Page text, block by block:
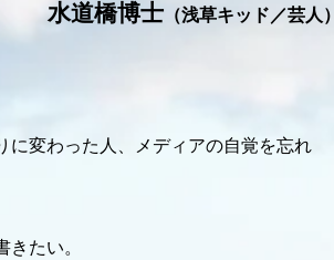
水道橋博士 （浅草キッド／芸人）
に変わった人、メディアの自覚を忘れ
たい。